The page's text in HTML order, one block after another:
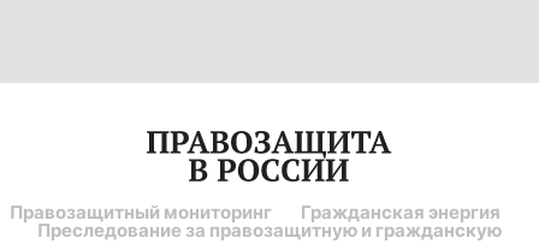
Правозащитный мониторинг Гражданская энергия
Преследование за правозащитную и гражданскую